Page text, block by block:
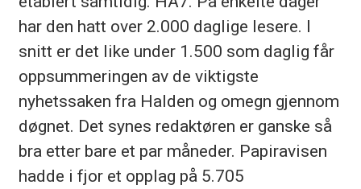
har den hatt over 2.000 daglige lesere. I
snitt er det like under 1.500 som daglig får
oppsummeringen av de viktigste
nyhetssaken fra Halden og omegn gjennom
døgnet. Det synes redaktøren er ganske så
bra etter bare et par måneder. Papiravisen
hadde i fjor et opplag på 5.705